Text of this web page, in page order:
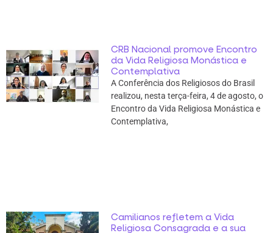
CRB Nacional promove Encontro
da Vida Religiosa Monástica e
Contemplativa
A Conferência dos Religiosos do Brasil
realizou, nesta terça-feira, 4 de agosto, o
Encontro da Vida Religiosa Monástica e
Contemplativa,
Camilianos refletem a Vida
Religiosa Consagrada e a sua